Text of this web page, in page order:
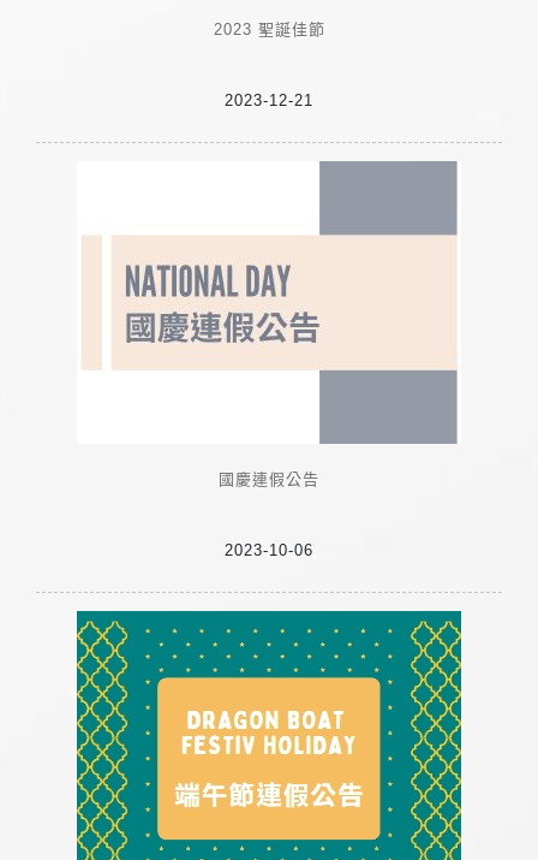
2023 聖誕佳節
2023-12-21
國慶連假公告
2023-10-06